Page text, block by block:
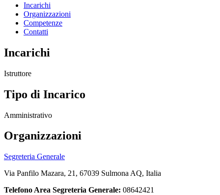
Incarichi
Organizzazioni
Competenze
Contatti
Incarichi
Istruttore
Tipo di Incarico
Amministrativo
Organizzazioni
Segreteria Generale
Via Panfilo Mazara, 21, 67039 Sulmona AQ, Italia
Telefono Area Segreteria Generale: 08642421